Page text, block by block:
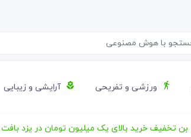
ورزشی و تفریحی آرایشی و زیبایی
بن تخفیف خرید بالای یک میلیون تومان در یزد بافت